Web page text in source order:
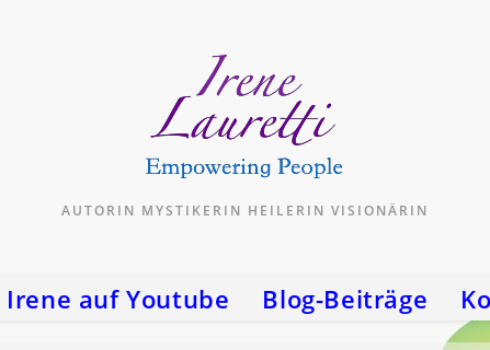
AUTORIN MYSTIKERIN HEILERIN VISIONÄRIN
Irene auf Youtube Blog-Beiträge